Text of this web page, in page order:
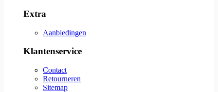
Extra
Aanbiedingen
Klantenservice
Contact
Retourneren
Sitemap